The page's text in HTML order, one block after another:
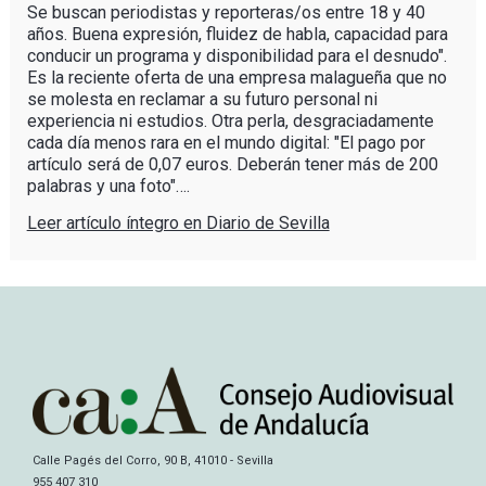
Se buscan periodistas y reporteras/os entre 18 y 40
años. Buena expresión, fluidez de habla, capacidad para
conducir un programa y disponibilidad para el desnudo".
Es la reciente oferta de una empresa malagueña que no
se molesta en reclamar a su futuro personal ni
experiencia ni estudios. Otra perla, desgraciadamente
cada día menos rara en el mundo digital: "El pago por
artículo será de 0,07 euros. Deberán tener más de 200
palabras y una foto"….
Leer artículo íntegro en Diario de Sevilla
Calle Pagés del Corro, 90 B, 41010 - Sevilla
955 407 310